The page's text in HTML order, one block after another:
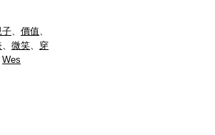
子、 價值、
、 微笑、 穿
Wes